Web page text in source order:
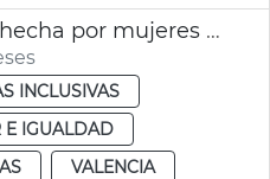
Música electrónica hecha por mujeres València 8M
INCLUSIVAS
E IGUALDAD
VALENCIA